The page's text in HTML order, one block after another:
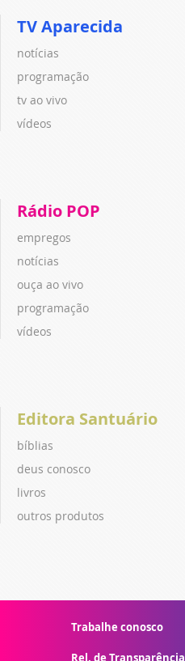
TV Aparecida
notícias
programação
tv ao vivo
vídeos
Rádio POP
empregos
notícias
ouça ao vivo
programação
vídeos
Editora Santuário
bíblias
deus conosco
livros
outros produtos
Trabalhe conosco
Rel. de Transparência